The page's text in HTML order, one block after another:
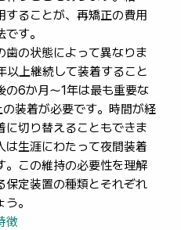
することが、再矯正の費用
す。
歯の状態によって異なりま
以上継続して装着すること
の6か月〜1年は最も重要な
装着が必要です。時間が経
に切り替えることもできま
は生涯にわたって夜間装着
。この維持の必要性を理解
保定装置の種類とそれぞれ
。
徴